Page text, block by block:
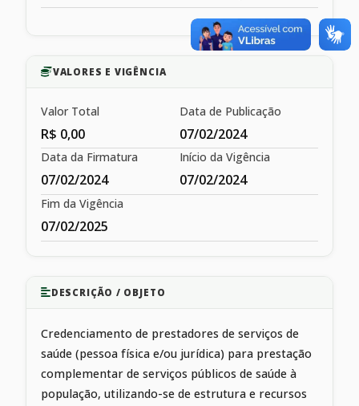
VALORES E VIGÊNCIA
Valor Total
R$ 0,00
Data de Publicação
07/02/2024
Data da Firmatura
07/02/2024
Início da Vigência
07/02/2024
Fim da Vigência
07/02/2025
DESCRIÇÃO / OBJETO
Credenciamento de prestadores de serviços de
saúde (pessoa física e/ou jurídica) para prestação
complementar de serviços públicos de saúde à
população, utilizando-se de estrutura e recursos